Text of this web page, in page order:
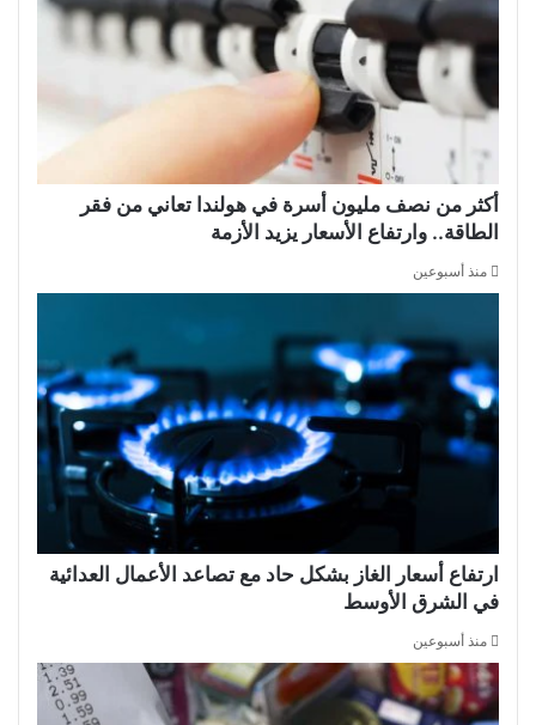
أكثر من نصف مليون أسرة في هولندا تعاني من فقر
الطاقة.. وارتفاع الأسعار يزيد الأزمة
منذ أسبوعين
ارتفاع أسعار الغاز بشكل حاد مع تصاعد الأعمال العدائية
في الشرق الأوسط
منذ أسبوعين